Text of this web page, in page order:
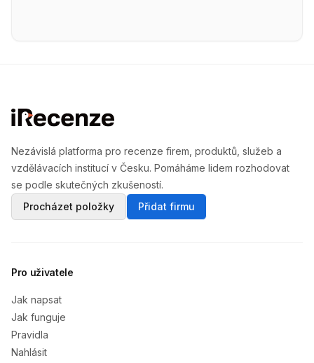
Nezávislá platforma pro recenze firem, produktů, služeb a
vzdělávacích institucí v Česku. Pomáháme lidem rozhodovat
se podle skutečných zkušeností.
Procházet položky
Přidat firmu
Pro uživatele
Jak napsat
Jak funguje
Pravidla
Nahlásit